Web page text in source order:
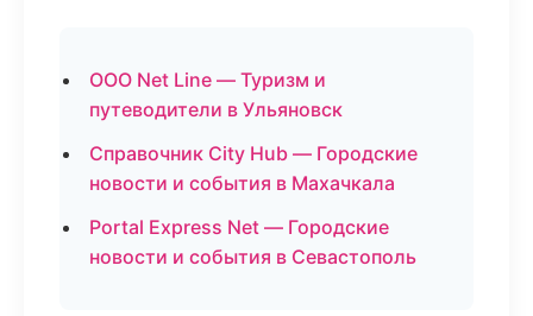
ООО Net Line — Туризм и
путеводители в Ульяновск
Справочник City Hub — Городские
новости и события в Махачкала
Portal Express Net — Городские
новости и события в Севастополь